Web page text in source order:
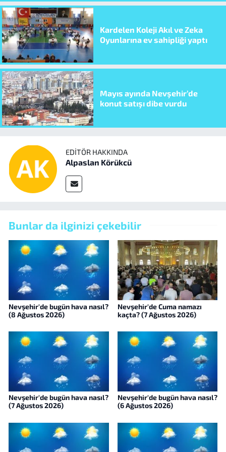
Kardelen Koleji Akıl ve Zeka
Oyunlarına ev sahipliği yaptı
Mayıs ayında Nevşehir’de
konut satışı dibe vurdu
EDITÖR HAKKINDA
Alpaslan Körükcü
Bunlar da ilginizi çekebilir
Nevşehir'de bugün hava nasıl?
(8 Ağustos 2026)
Nevşehir'de Cuma namazı
kaçta? (7 Ağustos 2026)
Nevşehir'de bugün hava nasıl?
(7 Ağustos 2026)
Nevşehir'de bugün hava nasıl?
(6 Ağustos 2026)